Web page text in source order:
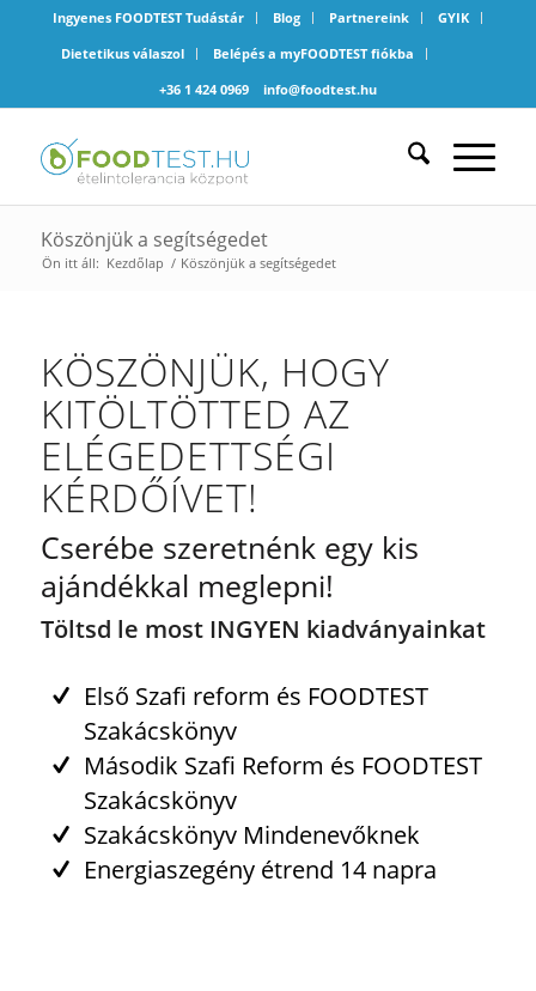
Ingyenes FOODTEST Tudástár Blog Partnereink
GYIK
Dietetikus válaszol
Belépés a myFOODTEST fiókba
+36 1 424 0969
info@foodtest.hu
Köszönjük a segítségedet
Ön itt áll: Kezdőlap / Köszönjük a segítségedet
KÖSZÖNJÜK, HOGY
KITÖLTÖTTED AZ
ELÉGEDETTSÉGI
KÉRDŐÍVET!
Cserébe szeretnénk egy kis
ajándékkal meglepni!
Töltsd le most INGYEN kiadványainkat
Első Szafi reform és FOODTEST
Szakácskönyv
Második Szafi Reform és FOODTEST
Szakácskönyv
Szakácskönyv Mindenevőknek
Energiaszegény étrend 14 napra